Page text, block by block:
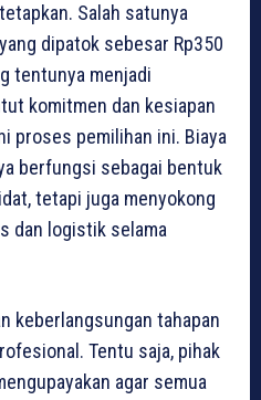
Salah satunya
dipatok sebesar Rp350
tentunya menjadi
komitmen dan kesiapan
proses pemilihan ini. Biaya
berfungsi sebagai bentuk
tetapi juga menyokong
dan logistik selama
keberlangsungan tahapan
Tentu saja, pihak
agar semua